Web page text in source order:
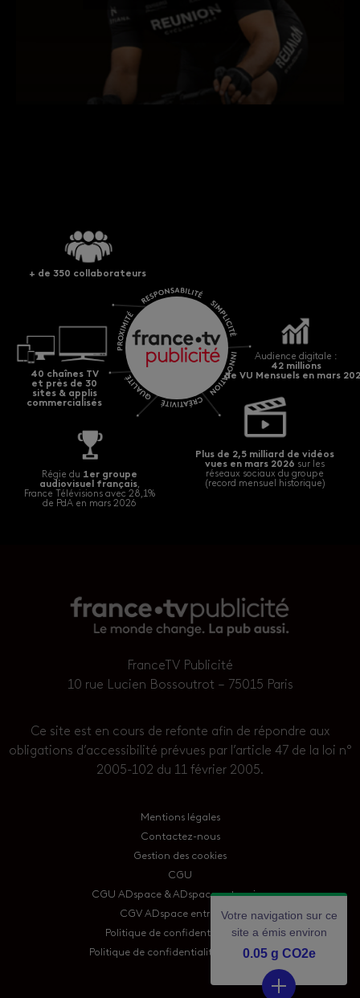
Plus de 2,5 milliard de vidéos
vues en mars 2026
1er groupe
audiovisuel français
42 millions
de VU Mensuels en mars
Votre navigation sur ce
site a émis environ
0.08 g CO2e
Détails
FranceTV Publicité
10 rue Lucien Bossoutrot – 75015 Paris
Ce site est en cours de refonte afin de répondre aux
obligations d’accessibilité prévues par l’article 47 de la loi n°
2005-102 du 11 février 2005.
Mentions légales
Contactez-nous
Gestion des cookies
CGU
CGU ADspace & ADspace entreprises
CGV ADspace entreprises
Politique de confidentialité tiers
Politique de confidentialité utilisateurs